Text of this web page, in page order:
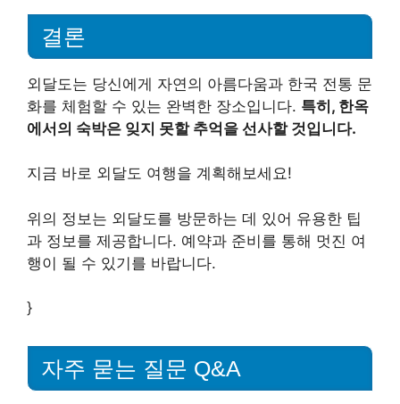
결론
외달도는 당신에게 자연의 아름다움과 한국 전통 문
화를 체험할 수 있는 완벽한 장소입니다. 특히, 한옥
에서의 숙박은 잊지 못할 추억을 선사할 것입니다.
지금 바로 외달도 여행을 계획해보세요!
위의 정보는 외달도를 방문하는 데 있어 유용한 팁
과 정보를 제공합니다. 예약과 준비를 통해 멋진 여
행이 될 수 있기를 바랍니다.
}
자주 묻는 질문 Q&A